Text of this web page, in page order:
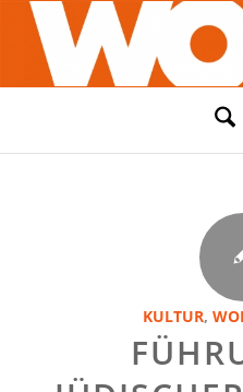
KULTUR,